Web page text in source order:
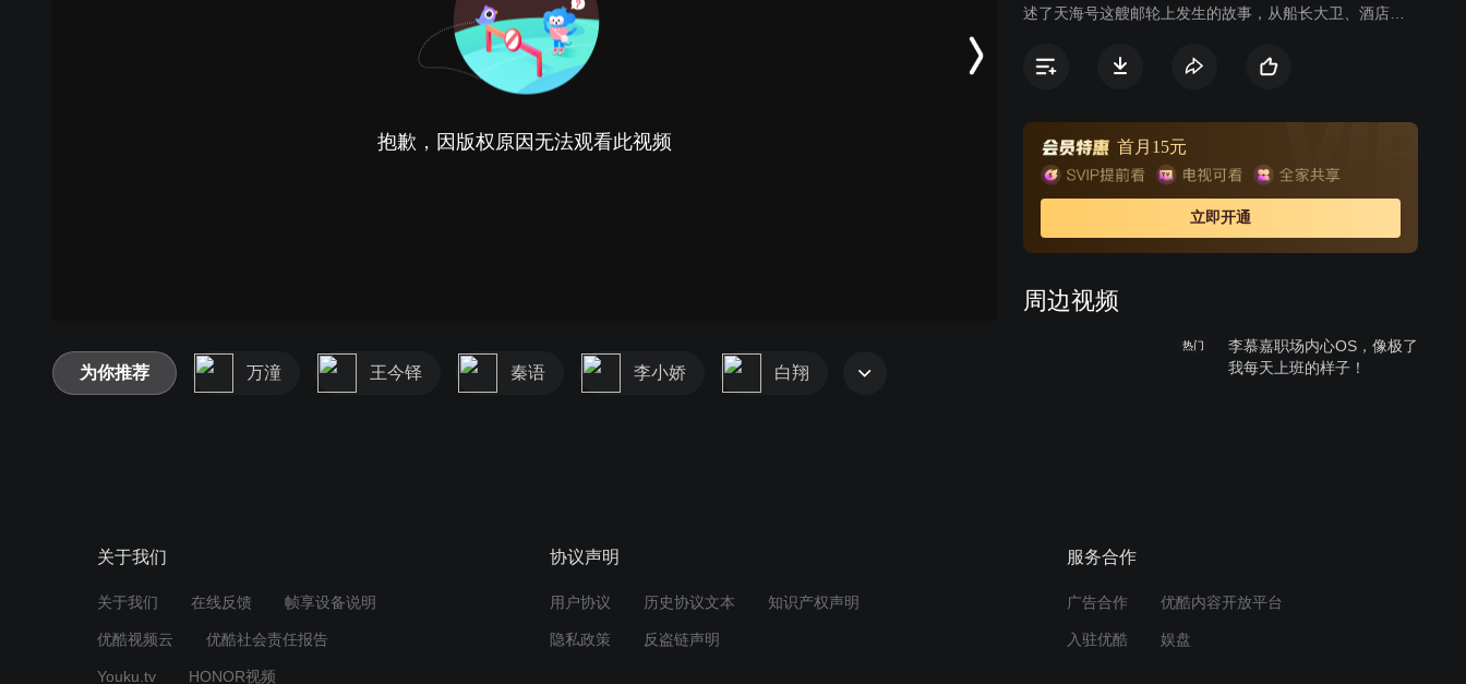
抱歉，因版权原因无法观看此视频
述了天海号这艘邮轮上发生的故事，从船长大卫、酒店总
人等八名性格各异的工作人员主视角出发，每集以不同的
首月15元
立即开通
周边视频
热门
李慕嘉职场内心OS，像极了
我每天上班的样子！
困难勇往直前
为你推荐 万潼 王今铎 秦语 李小娇 白翔
关于我们
关于我们 在线反馈 帧享设备说明
优酷视频云 优酷社会责任报告
Youku.tv HONOR视频
协议声明
用户协议 历史协议文本 知识产权声明
隐私政策 反盗链声明
服务合作
广告合作 优酷内容开放平台
入驻优酷 娱盘